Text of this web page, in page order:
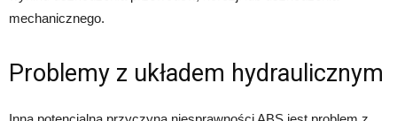
mechanicznego.
Problemy z układem hydraulicznym